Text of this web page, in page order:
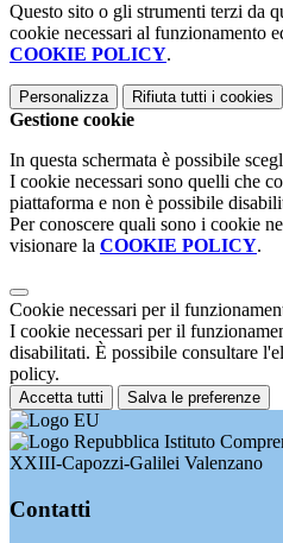
Questo sito o gli strumenti terzi da
cookie necessari al funzionamento
COOKIE POLICY.
Personalizza Rifiuta tutti i cookies
Gestione cookie
In questa schermata è possibile
I cookie necessari sono quelli che
piattaforma e non è possibile
Per conoscere quali sono i cookie
visionare la COOKIE POLICY.
Cookie necessari per il
I cookie necessari per il
disabilitati. È possibile consultare
policy.
Accetta tutti Salva le preferenze
Istituto
XXIII-Capozzi-Galilei Valenzano
Contatti